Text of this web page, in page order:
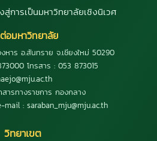
การเป็นมหาวิทยาลัยเชิงนิเวศ
อมหาวิทยาลัย
หาร อ.สันทราย จ.เชียงใหม่ 50290
โทรสาร : 053 873015
ารทางราชการ กองกลาง
mail : saraban_mju@mju.ac.th
วิทยาเขต